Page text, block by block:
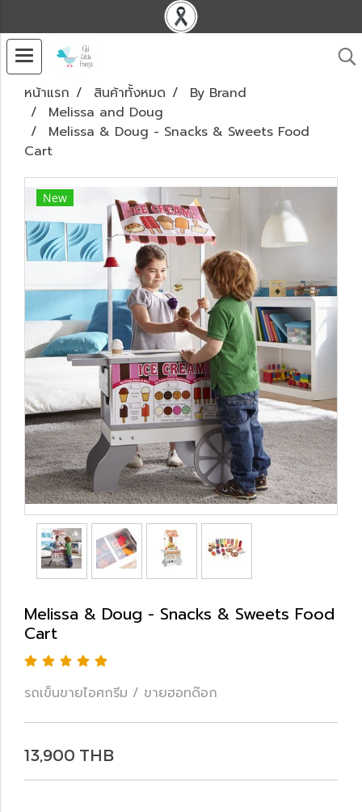
หน้าแรก สินค้าทั้งหมด
By Brand
Melissa and Doug
Melissa & Doug - Snacks & Sweets Food
Cart
New
Melissa & Doug - Snacks & Sweets Food
Cart
รถเข็นขายไอศกรีม / ขายฮอทด๊อก
13,900 THB